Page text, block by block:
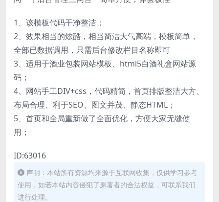
1、该模板代码干净整洁；
2、效果相当的炫酷，相当简洁大气高端，模板简单，
全部已数据调用，只需后台修改栏目名称即可
3、适用于酒业包装网站模板、html5白酒礼盒网站源
码；
4、网站手工DIV+css，代码精简，首页排版整洁大方、
布局合理、利于SEO、图文并茂、静态HTML；
5、首页和全局重新做了全面优化，方便大家无缝使
用；
ID:63016
声明：本站所有资源均来源于互联网收集，仅供学习参考
使用，如若本站内容侵犯了原著者的合法权益，可联系我们
进行处理。